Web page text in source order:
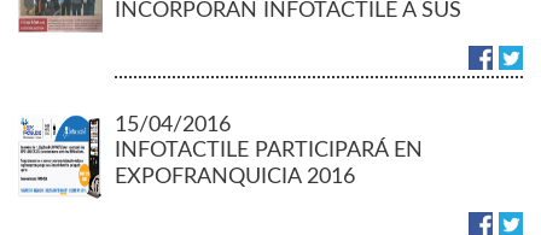
INCORPORAN INFOTACTILE A SUS
15/04/2016
INFOTACTILE PARTICIPARÁ EN
EXPOFRANQUICIA 2016